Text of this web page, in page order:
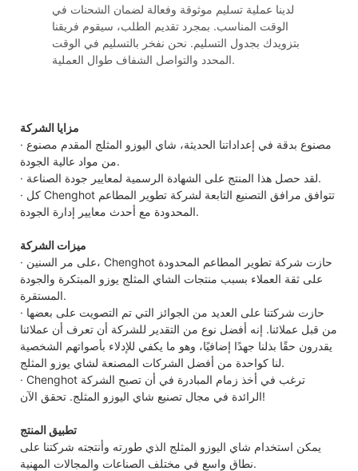
لدينا عملية تسليم موثوقة وفعالة لضمان الشحنات في
الوقت المناسب. بمجرد تقديم الطلب، سيقوم فريقنا
بتزويدك بجدول التسليم. نحن نفخر بالتسليم في الوقت
المحدد والتواصل الشفاف طوال العملية.
مزايا الشركة
· مصنوع بدقة في إعداداتنا الحديثة، شاي اليوزو المثلج المقدم مصنوع
من مواد عالية الجودة.
· لقد حصل هذا المنتج على الشهادة الرسمية لمعايير جودة الصناعة.
· كل Chenghot تتوافق مرافق التصنيع التابعة لشركة تطوير المطاعم
المحدودة مع أحدث معايير إدارة الجودة.
ميزات الشركة
· على مر السنين، Chenghot حازت شركة تطوير المطاعم المحدودة
على ثقة العملاء بسبب منتجات الشاي المثلج يوزو المبتكرة والجودة
المستقرة.
· حازت شركتنا على العديد من الجوائز التي تم التصويت على بعضها
من قبل عملائنا. إنه أفضل نوع من التقدير للشركة أن تعرف أن عملائنا
يقدرون حقًا بذلنا جهدًا إضافيًا، وهو ما يكفي للإدلاء بأصواتهم الشخصية
لنا كواحدة من أفضل الشركات المصنعة لشاي يوزو المثلج.
· Chenghot ترغب في أخذ زمام المبادرة في أن تصبح الشركة
الرائدة في مجال تصنيع شاي اليوزو المثلج. تحقق الآن!
تطبيق المنتج
يمكن استخدام شاي اليوزو المثلج الذي طورته وأنتجته شركتنا على
نطاق واسع في مختلف الصناعات والمجالات المهنية.